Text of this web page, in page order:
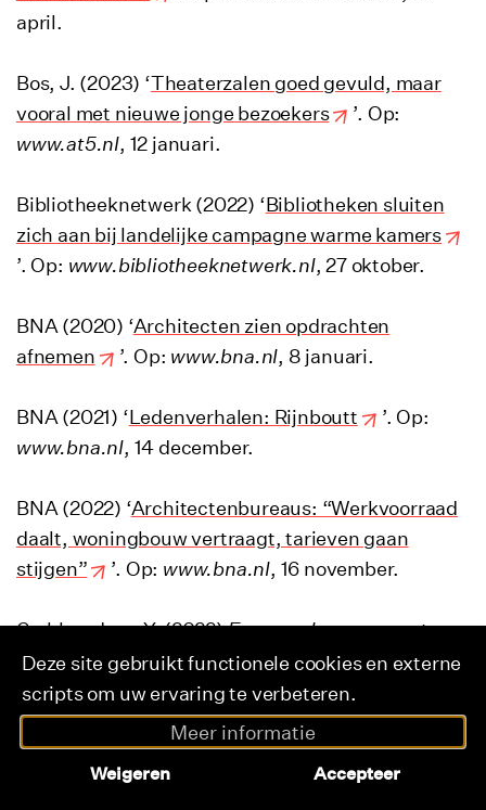
Deze site gebruikt functionele cookies en externe
scripts om uw ervaring te verbeteren.
Meer informatie
Weigeren Accepteer
Inhoudsopgave
april.
Bos, J. (2023) ‘Theaterzalen goed gevuld, maar
vooral met nieuwe jonge bezoekers
’. Op:
www.at5.nl, 12 januari.
Bibliotheeknetwerk (2022) ‘Bibliotheken sluiten
zich aan bij landelijke campagne warme kamers
’. Op: www.bibliotheeknetwerk.nl, 27 oktober.
BNA (2020) ‘Architecten zien opdrachten
afnemen
’. Op: www.bna.nl, 8 januari.
BNA (2021) ‘Ledenverhalen: Rijnboutt
’. Op:
www.bna.nl, 14 december.
BNA (2022) ‘Architectenbureaus: “Werkvoorraad
daalt, woningbouw vertraagt, tarieven gaan
stijgen”
’. Op: www.bna.nl, 16 november.
Crabbendam, Y. (2022)Een weerbare popsector
.Amsterdam: DSP Groep.
Dee, A. en B. Schans (2020)Poppodia en -
festivals in cijfers 2019
. Amsterdam:
Nederlandse Vereniging Poppodia en Festivals.